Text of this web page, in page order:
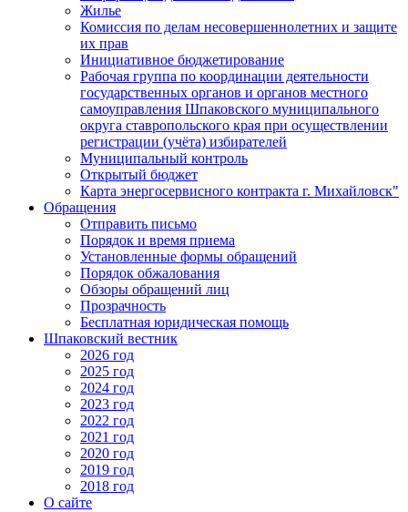
Жилье
Комиссия по делам несовершеннолетних и защите
их прав
Инициативное бюджетирование
Рабочая группа по координации деятельности
государственных органов и органов местного
самоуправления Шпаковского муниципального
округа ставропольского края при осуществлении
регистрации (учёта) избирателей
Муниципальный контроль
Открытый бюджет
Карта энергосервисного контракта г. Михайловск"
Обращения
Отправить письмо
Порядок и время приема
Установленные формы обращений
Порядок обжалования
Обзоры обращений лиц
Прозрачность
Бесплатная юридическая помощь
Шпаковский вестник
2026 год
2025 год
2024 год
2023 год
2022 год
2021 год
2020 год
2019 год
2018 год
О сайте